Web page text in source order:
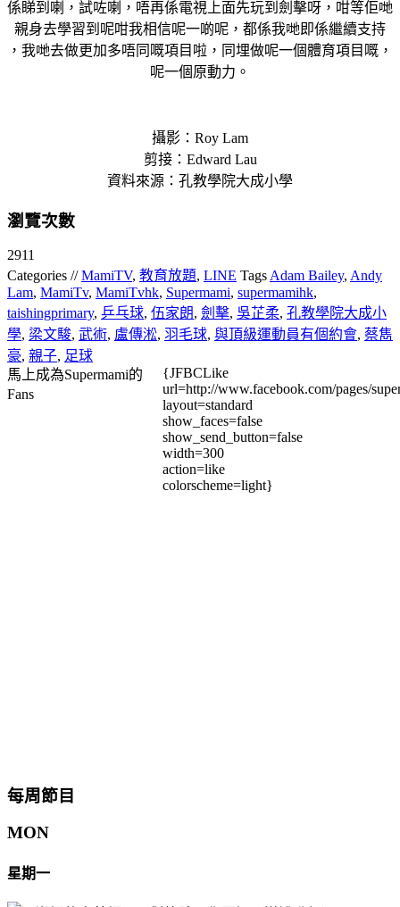
係睇到喇，試咗喇，唔再係電視上面先玩到劍擊呀，咁等佢哋
親身去學習到呢咁我相信呢一啲呢，都係我哋即係繼續支持
，我哋去做更加多唔同嘅項目啦，同埋做呢一個體育項目嘅，
呢一個原動力。
攝影：Roy Lam
剪接：Edward Lau
資料來源：孔教學院大成小學
瀏覽次數
2911
Categories //MamiTV, 教育放題, LINE Tags Adam Bailey, Andy
Lam, MamiTv, MamiTvhk, Supermami, supermamihk,
taishingprimary, 乒乓球, 伍家朗, 劍擊, 吳芷柔, 孔教學院大成小
學, 梁文駿, 武術, 盧傳淞, 羽毛球, 與頂級運動員有個約會, 蔡雋
豪, 親子, 足球
馬上成為Supermami的
Fans
{JFBCLike
url=http://www.facebook.com/pages/
layout=standard
show_faces=false
show_send_button=false
width=300
action=like
colorscheme=light}
每周節目
MON
星期一